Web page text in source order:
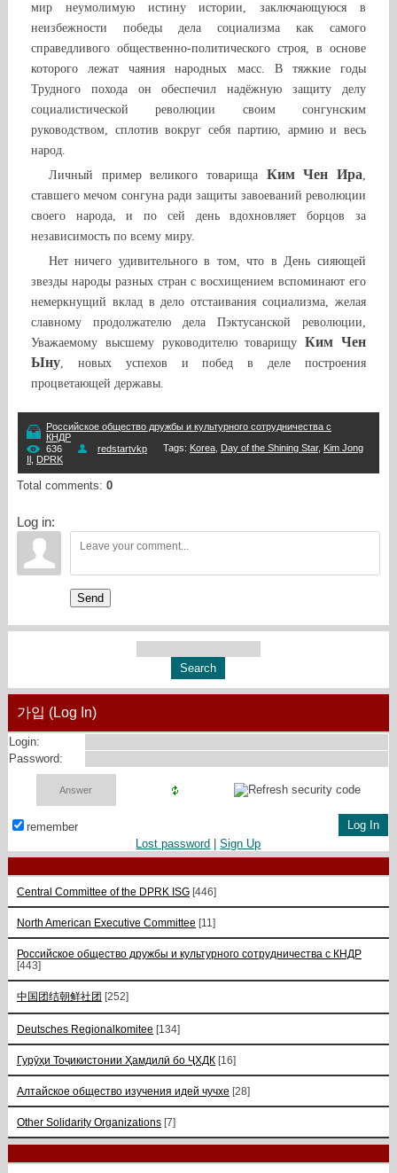
мир неумолимую истину истории, заключающуюся в
неизбежности победы дела социализма как самого
справедливого общественно-политического строя, в основе
которого лежат чаяния народных масс. В тяжкие годы
Трудного похода он обеспечил надёжную защиту делу
социалистической революции своим сонгунским
руководством, сплотив вокруг себя партию, армию и весь
народ.
Личный пример великого товарища Ким Чен Ира,
ставшего мечом сонгуна ради защиты завоеваний революции
своего народа, и по сей день вдохновляет борцов за
независимость по всему миру.
Нет ничего удивительного в том, что в День сияющей
звезды народы разных стран с восхищением вспоминают его
немеркнущий вклад в дело отстаивания социализма, желая
славному продолжателю дела Пэктусанской революции,
Уважаемому высшему руководителю товарищуКим Чен
Ыну, новых успехов и побед в деле построения
процветающей державы.
Российское общество дружбы и культурного сотрудничества с
КНДР
636
redstartvkp Tags: Korea, Day of the Shining Star, Kim Jong
DPRK
Total comments: 0
Log in:
Send
가입 (Log In)
Login:
Password:
remember
Lost password |Sign Up
Central Committee of the DPRK ISG [446]
North American Executive Committee [11]
Российское общество дружбы и культурного сотрудничества с КНДР
[443]
中国团结朝鲜社团 [252]
Deutsches Regionalkomitee [134]
Гурӯҳи Тоҷикистонии Ҳамдилӣ бо ҶХДК [16]
Алтайское общество изучения идей чучхе [28]
Other Solidarity Organizations [7]